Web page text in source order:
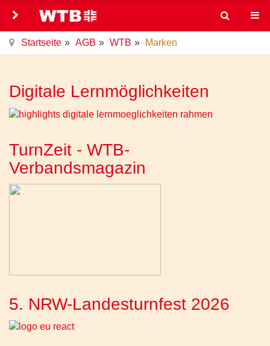
Startseite AGB WTB Marken
Digitale Lernmöglichkeiten
TurnZeit - WTB-
Verbandsmagazin
5. NRW-Landesturnfest 2026